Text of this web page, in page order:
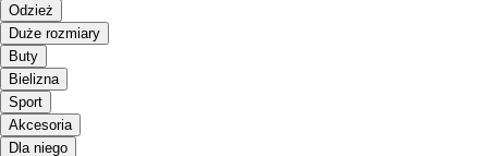
Odzież
Duże rozmiary
Buty
Bielizna
Sport
Akcesoria
Dla niego